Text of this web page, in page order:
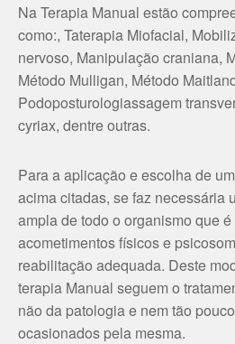
Na Terapia Manual estão
como:, Taterapia Miofacial,
nervoso, Manipulação craniana,
Método Mulligan, Método
Podoposturologiassagem
cyriax, dentre outras.
Para a aplicação e escolha de
acima citadas, se faz necessária
ampla de todo o organismo que
acometimentos físicos e
reabilitação adequada. Deste
terapia Manual seguem o
não da patologia e nem tão
ocasionados pela mesma.